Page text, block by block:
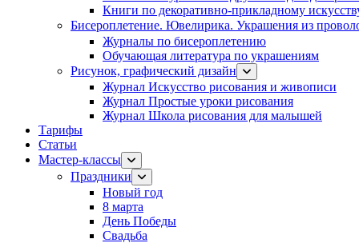
Книги по декоративно-прикладному
Бисероплетение. Ювелирика. Украшения из
Журналы по бисероплетению
Обучающая литература по украшениям
Рисунок, графический дизайн
Журнал Искусство рисования и живописи
Журнал Простые уроки рисования
Журнал Школа рисования для малышей
Тарифы
Статьи
Мастер-классы
Праздники
Новый год
8 марта
День Победы
Свадьба